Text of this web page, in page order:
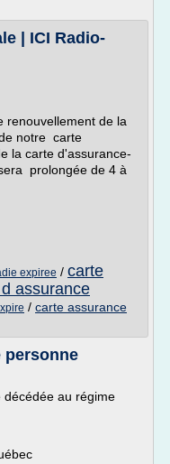
| ICI Radio-
renouvellement de la
notre carte
la carte d'assurance-
prolongée de 4 à
expiree / carte
assurance
/ carte assurance
au régime